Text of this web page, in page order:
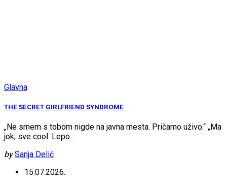
Glavna
THE SECRET GIRLFRIEND SYNDROME
„Ne smem s tobom nigde na javna mesta. Pričamo uživo.“ „Ma
jok, sve cool. Lepo…
by Sanja Delić
15.07.2026.